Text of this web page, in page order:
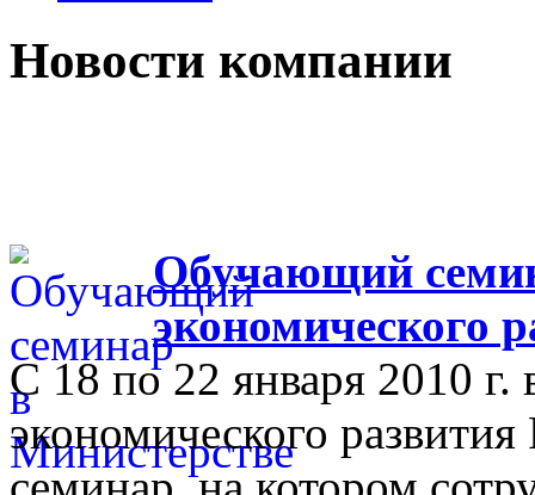
Новости компании
Обучающий
экономического
С 18 по 22 января 2010 г.
экономического